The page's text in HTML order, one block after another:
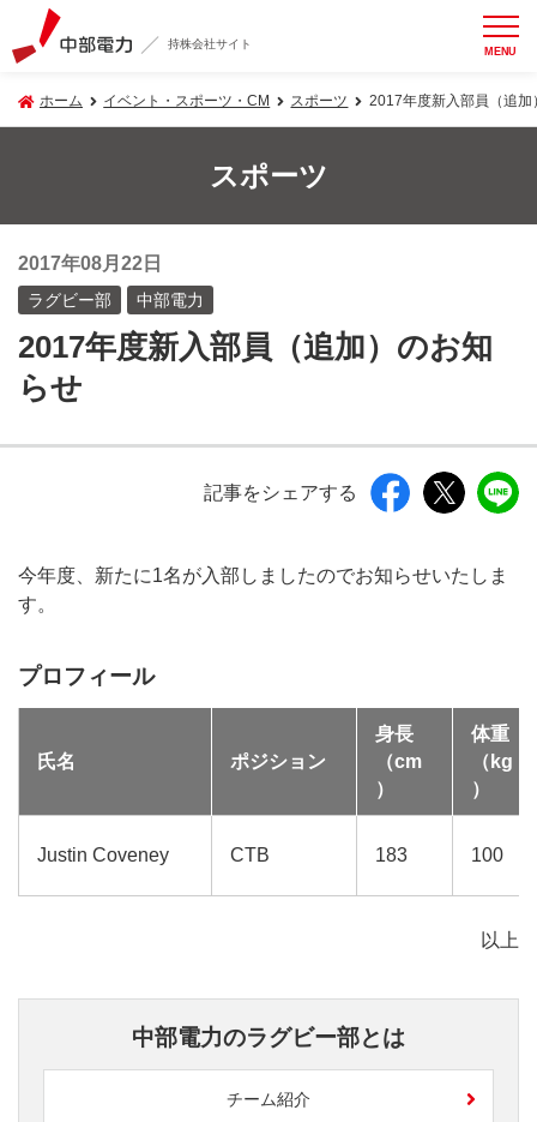
持株会社サイト MENU
ホーム イベント・スポーツ・CM スポーツ 2017年度新入部員（追加
スポーツ
2017年08月22日
ラグビー部 中部電力
2017年度新入部員（追加）のお知
らせ
記事をシェアする
今年度、新たに1名が入部しましたのでお知らせいたしま
す。
プロフィール
氏名 ポジション
身長
（cm
）
体重
（kg
）
Justin Coveney CTB 183 100
以上
中部電力のラグビー部とは
チーム紹介